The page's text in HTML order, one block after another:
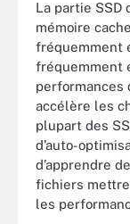
La partie SSD
mémoire
fréquemment
fréquemment
performances
accélère les
plupart des
d’auto-
d’apprendre
fichiers
les